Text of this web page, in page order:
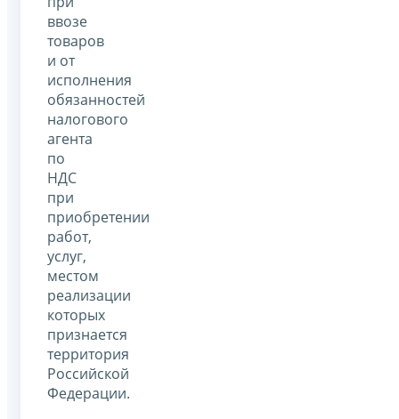
ввозе
товаров
и от
исполнения
обязанностей
налогового
агента
по
НДС
при
приобретении
работ,
услуг,
местом
реализации
которых
признается
территория
Российской
Федерации.